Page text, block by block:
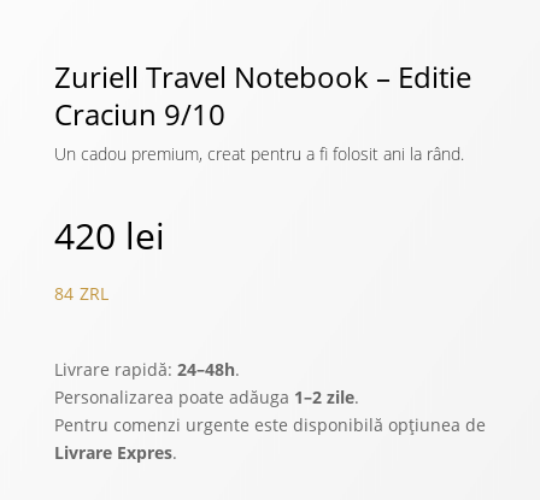
Zuriell Travel Notebook – Editie
Craciun 9/10
Un cadou premium, creat pentru a fi folosit ani la rând.
420 lei
84 ZRL
Livrare rapidă: 24–48h.
Personalizarea poate adăuga 1–2 zile.
Pentru comenzi urgente este disponibilă opțiunea de
Livrare Expres.